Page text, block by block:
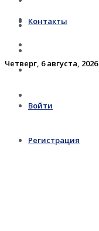
Контакты
Четверг, 6 августа, 2026
Войти
Регистрация